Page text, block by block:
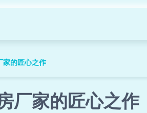
家的匠心之作
厂家的匠心之作